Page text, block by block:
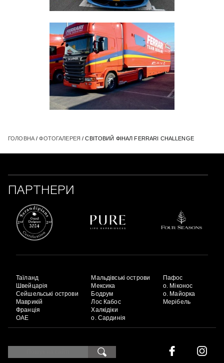
ГОЛОВНА/ФОТОГАЛЕРЕЯ / СВІТОВИЙ ФІНАЛ FERRARI CHALLENGE
ПАРТНЕРИ
Таїланд
Швейцарія
Сейшельські острови
Маврикій
Франція
ОАЕ
Мальдівські острови
Мексика
Бодрум
Лос Кабос
Халкідіки
о. Сардинія
Пафос
о. Міконос
о. Майорка
Мерібель